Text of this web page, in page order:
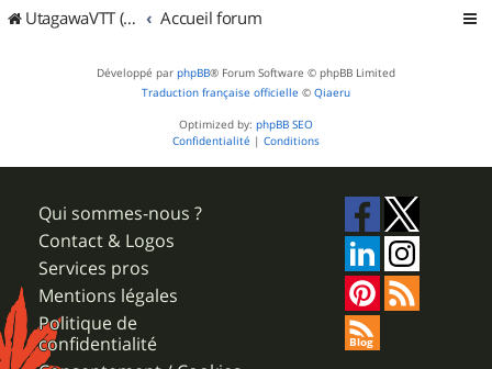
UtagawaVTT (Randos VTT et VTTAE avec traces GPS) Accueil forum
Développé par phpBB® Forum Software © phpBB Limited
Traduction française officielle © Qiaeru
Optimized by: phpBB SEO
Confidentialité | Conditions
Qui sommes-nous ?
Contact & Logos
Services pros
Mentions légales
Politique de
confidentialité